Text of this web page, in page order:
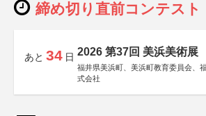
締め切り直前コンテスト
あと 34 日 2026 第37回 美浜美術展
福井県美浜町、美浜町教育委員会、
式会社